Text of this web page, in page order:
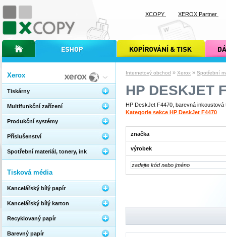
Internetový obchod » Xerox » Spotřební
HP DESKJET
HP DeskJet F4470, barevná
Kategorie sekce HP DeskJet F4470
značka
výrobek
Xerox
Tiskárny
Multifunkční zařízení
Produkční systémy
Příslušenství
Spotřební materiál, tonery, ink
Tisková média
Kancelářský bílý papír
Kancelářský bílý karton
Recyklovaný papír
Barevný papír
úvodní stránka xcopyinternetový obchod xcopy kopírování a tisk xcopy dárkové
XCOPY XEROX Partner